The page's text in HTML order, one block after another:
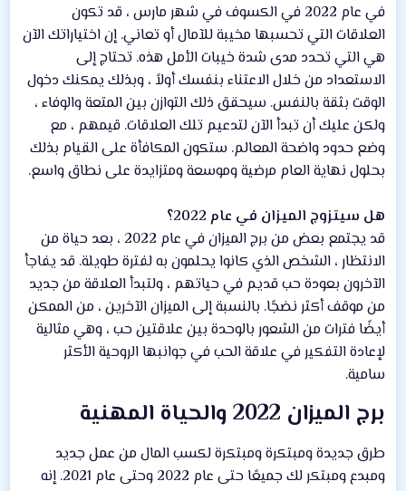
في عام 2022 في الكسوف في شهر مارس ، قد تكون
العلاقات التي تحسبها مخيبة للآمال أو تعاني. إن اختياراتك الآن
هي التي تحدد مدى شدة خيبات الأمل هذه. تحتاج إلى
الاستعداد من خلال الاعتناء بنفسك أولاً ، وبذلك يمكنك دخول
الوقت بثقة بالنفس. سيحقق ذلك التوازن بين المتعة والوفاء ،
ولكن عليك أن تبدأ الآن لتدعيم تلك العلاقات. قيمهم ، مع
وضع حدود واضحة المعالم. ستكون المكافأة على القيام بذلك
بحلول نهاية العام مرضية وموسعة ومتزايدة على نطاق واسع.
هل سيتزوج الميزان في عام 2022؟
قد يجتمع بعض من برج الميزان في عام 2022 ، بعد حياة من
الانتظار ، الشخص الذي كانوا يحلمون به لفترة طويلة. قد يفاجأ
الآخرون بعودة حب قديم في حياتهم ، ولتبدأ العلاقة من جديد
من موقف أكثر نضجًا. بالنسبة إلى الميزان الآخرين ، من الممكن
أيضًا فترات من الشعور بالوحدة بين علاقتين حب ، وهي مثالية
لإعادة التفكير في علاقة الحب في جوانبها الروحية الأكثر
سامية.
برج الميزان 2022 والحياة المهنية​
طرق جديدة ومبتكرة ومبتكرة لكسب المال من عمل جديد
ومبدع ومبتكر لك جميعًا حتى عام 2022 وحتى عام 2021. إنه